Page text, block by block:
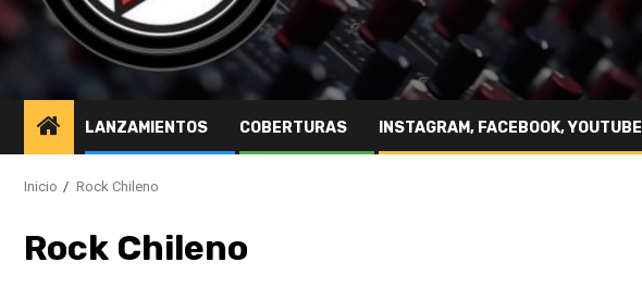
LANZAMIENTOS COBERTURAS INSTAGRAM, FACEBOOK, YOUTUBE
Inicio Rock Chileno
Rock Chileno